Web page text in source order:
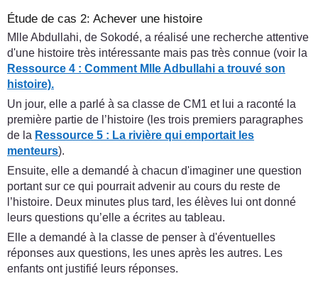
Étude de cas 2: Achever une histoire
Mlle Abdullahi, de Sokodé, a réalisé une recherche attentive
d'une histoire très intéressante mais pas très connue (voir la
Ressource 4 : Comment Mlle Adbullahi a trouvé son
histoire).
Un jour, elle a parlé à sa classe de CM1 et lui a raconté la
première partie de l’histoire (les trois premiers paragraphes
de la Ressource 5 : La rivière qui emportait les
menteurs).
Ensuite, elle a demandé à chacun d'imaginer une question
portant sur ce qui pourrait advenir au cours du reste de
l’histoire. Deux minutes plus tard, les élèves lui ont donné
leurs questions qu’elle a écrites au tableau.
Elle a demandé à la classe de penser à d'éventuelles
réponses aux questions, les unes après les autres. Les
enfants ont justifié leurs réponses.